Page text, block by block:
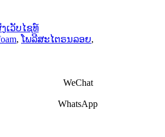
ເວັບໄຊທ໌
, ໂພລີສະໄຕຣນລອຍ,
WeChat
WhatsApp